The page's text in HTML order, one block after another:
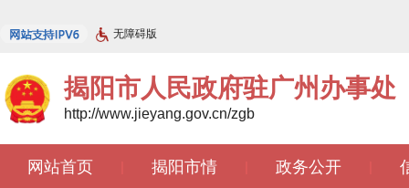
无障碍版
揭阳市人民政府驻广州办事处
http://www.jieyang.gov.cn/zgb
网站首页 揭阳市情 政务公开